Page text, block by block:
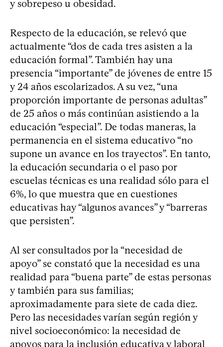
y sobrepeso u obesidad.
Respecto de la educación, se relevó que
actualmente “dos de cada tres asisten a la
educación formal”. También hay una
presencia “importante” de jóvenes de entre 15
y 24 años escolarizados. A su vez, “una
proporción importante de personas adultas”
de 25 años o más continúan asistiendo a la
educación “especial”. De todas maneras, la
permanencia en el sistema educativo “no
supone un avance en los trayectos”. En tanto,
la educación secundaria o el paso por
escuelas técnicas es una realidad sólo para el
6%, lo que muestra que en cuestiones
educativas hay “algunos avances” y “barreras
que persisten”.
Al ser consultados por la “necesidad de
apoyo” se constató que la necesidad es una
realidad para “buena parte” de estas personas
y también para sus familias;
aproximadamente para siete de cada diez.
Pero las necesidades varían según región y
nivel socioeconómico: la necesidad de
apoyos para la inclusión educativa y laboral